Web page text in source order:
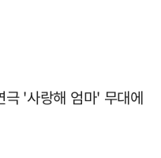
극 '사랑해 엄마' 무대에